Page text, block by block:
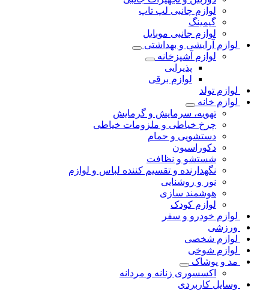
لوازم چانبی لپ تاپ
گیمینگ
لوازم جانبی موبایل
لوازم آرایشی و بهداشتی
لوازم آشپزخانه
پذیرایی
لوازم برقی
لوازم تولد
لوازم خانه
تهویه، سرمایش و گرمایش
چرخ خیاطی و ملزومات خیاطی
دستشویی و حمام
دکوراسیون
شستشو و نظافت
نگهدارنده و تقسیم کننده لباس و لوازم
نور و روشنایی
هوشمند سازی
لوازم کودک
لوازم خودرو و سفر
ورزشی
لوازم شخصی
لوازم شوخی
مد و پوشاک
اکسسوری زنانه و مردانه
وسایل کاربردی